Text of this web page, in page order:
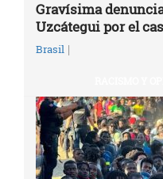
Gravísima
Uzcátegui por el
Brasil |